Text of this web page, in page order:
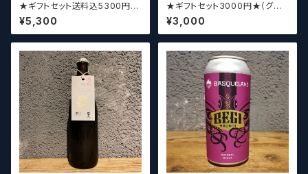
★ギフトセット送料込5300円★
（お好みに合わせて4～5本チョ
イスさせていただきます）【クラフ
トビール】
¥5,300
★ギフトセット3000円★（グラ
スセット）【クラフトビール】
¥3,000